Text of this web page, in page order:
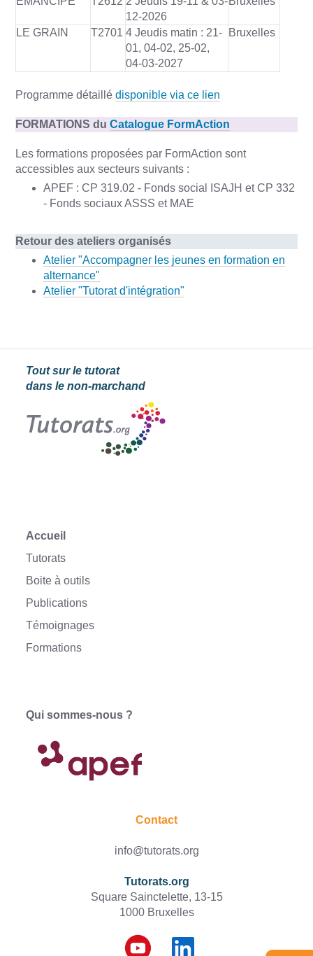
12-2026
LE GRAIN T2701 4 Jeudis matin : 21-
01, 04-02, 25-02,
04-03-2027
Bruxelles
Programme détaillédisponible via ce lien
FORMATIONS duCatalogue FormAction
Les formations proposées par FormAction sont
accessibles aux secteurs suivants :
APEF : CP 319.02 - Fonds social ISAJH et CP 332
- Fonds sociaux ASSS et MAE
Retour des ateliers organisés
Atelier "Accompagner les jeunes en formation en
alternance"
Atelier "Tutorat d'intégration"
Tout sur le tutorat
dans le non-marchand
Accueil
Tutorats
Boite à outils
Publications
Témoignages
Formations
Qui sommes-nous ?
Contact
info@tutorats.org
Tutorats.org
Square Sainctelette, 13-15
1000 Bruxelles